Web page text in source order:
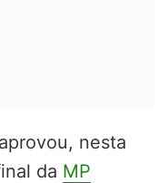
nesta
da MP